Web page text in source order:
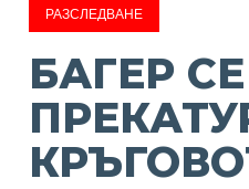
РАЗСЛЕДВАНЕ
БАГЕР СЕ